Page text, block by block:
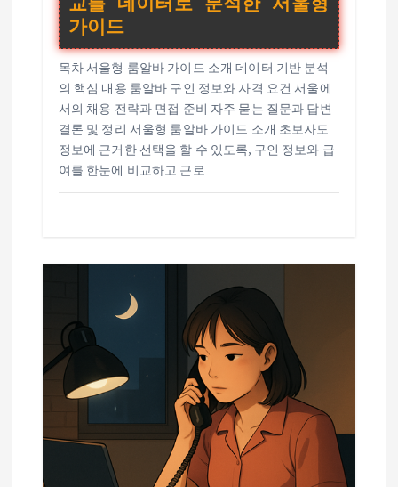
가이드
목차 서울형 룸알바 가이드 소개 데이터 기반 분석
의 핵심 내용 룸알바 구인 정보와 자격 요건 서울에
서의 채용 전략과 면접 준비 자주 묻는 질문과 답변
결론 및 정리 서울형 룸알바 가이드 소개 초보자도
정보에 근거한 선택을 할 수 있도록, 구인 정보와 급
여를 한눈에 비교하고 근로